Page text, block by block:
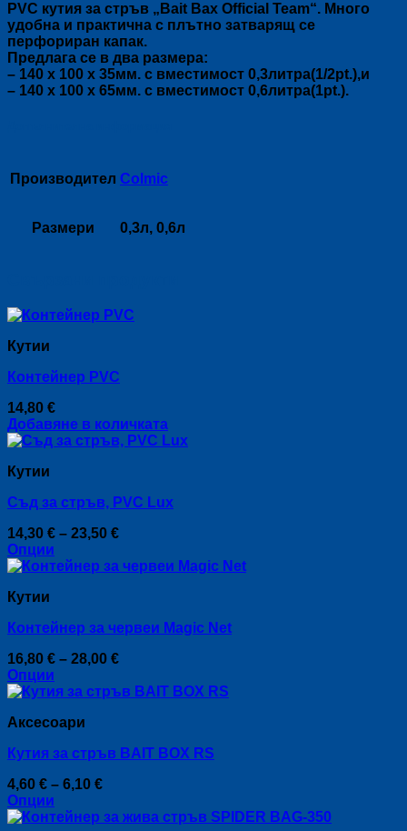
PVC кутия за стръв „Bait Bax Official Team“. Много
удобна и практична с плътно затварящ се
перфориран капак.
Предлага се в два размера:
– 140 x 100 x 35мм. с вместимост 0,3литра(1/2pt.),и
– 140 х 100 х 65мм. с вместимост 0,6литра(1pt.).
Производител Colmic
Размери 0,3л, 0,6л
Кутии
Контейнер PVC
14,80 €
Добавяне в количката
Кутии
Съд за стръв, PVC Lux
14,30 € – 23,50 €Price
14,30 €
Опции
This
has
variants.
options
may
be
on
the
product
page
Кутии
Контейнер за червеи Мagic Net
16,80 € – 28,00 €Price
16,80 €
Опции
This
has
variants.
options
may
be
Аксесоари
Кутия за стръв BAIT BOX RS
4,60 € – 6,10 €Price
4,60 €
Опции
This